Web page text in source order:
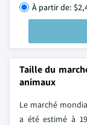
À partir de:
Taille du
animaux
Le marché
a été estimé à